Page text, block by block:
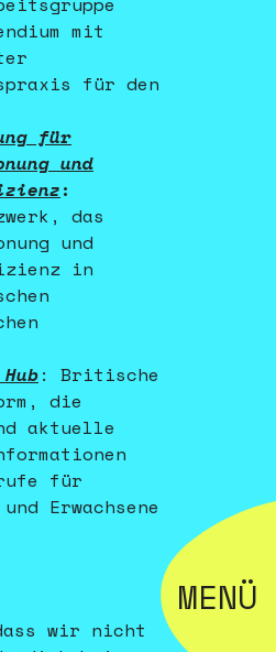
MENÜ
wir nicht
mit
für den
für
und
:
das
und
in
: Britische
die
aktuelle
für
Erwachsene